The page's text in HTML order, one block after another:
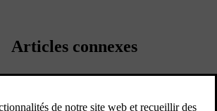
Articles connexes